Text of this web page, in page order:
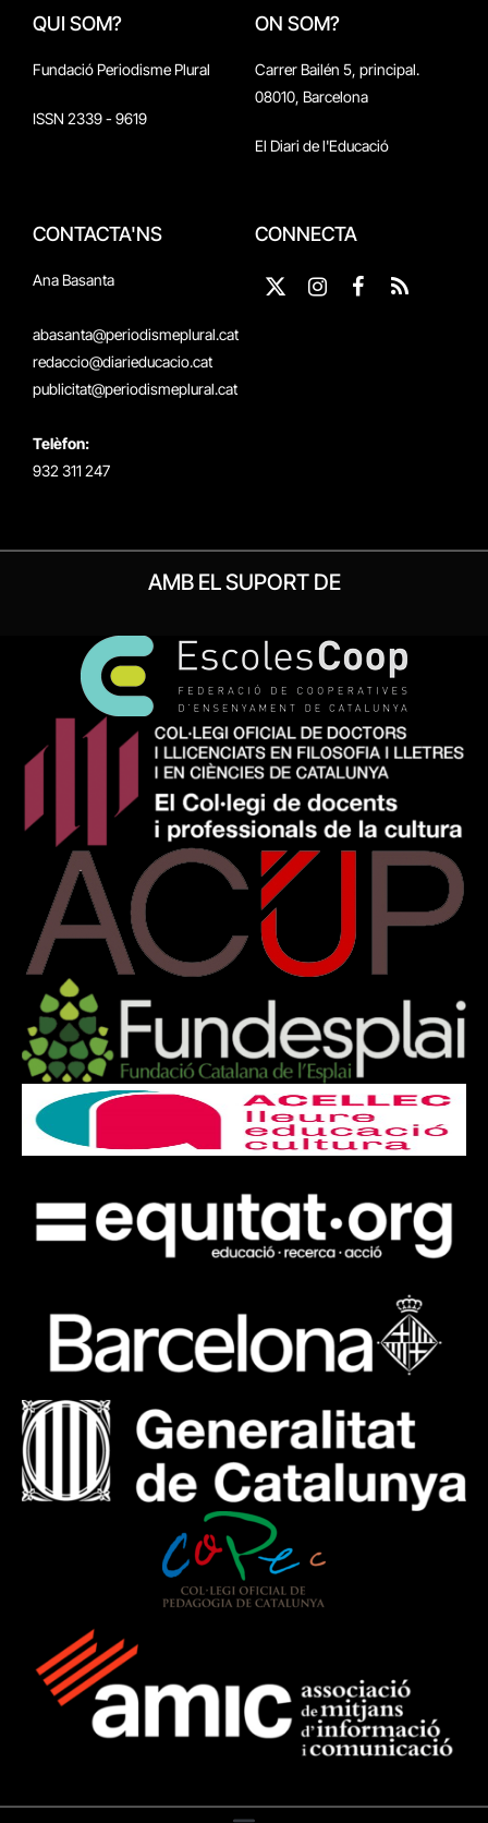
QUI SOM?
Fundació Periodisme Plural
ISSN 2339 - 9619
ON SOM?
Carrer Bailén 5, principal.
08010, Barcelona
El Diari de l'Educació
CONTACTA'NS
Ana Basanta
abasanta@periodismeplural.cat
redaccio@diarieducacio.cat
publicitat@periodismeplural.cat
Telèfon:
932 311 247
CONNECTA
X
Instagram
Facebook
RSS
AMB EL SUPORT DE